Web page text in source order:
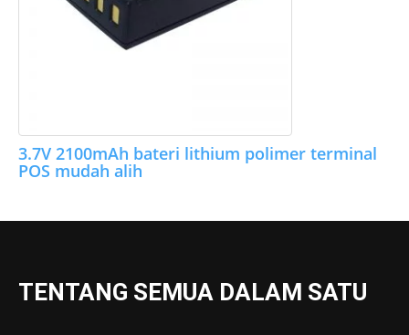
3.7V 2100mAh bateri lithium polimer terminal
POS mudah alih
TENTANG SEMUA DALAM SATU